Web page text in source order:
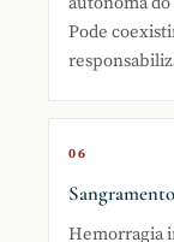
Pode
06
Hemorragia